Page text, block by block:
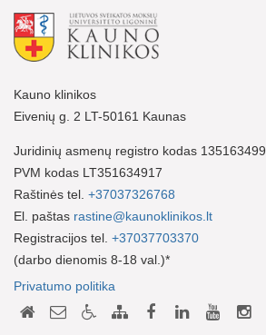
Kauno klinikos
Eivenių g. 2 LT-50161 Kaunas
Juridinių asmenų registro kodas 135163499
PVM kodas LT351634917
Raštinės tel. +37037326768
El. paštas rastine@kaunoklinikos.lt
Registracijos tel. +37037703370
(darbo dienomis 8-18 val.)*
Privatumo politika